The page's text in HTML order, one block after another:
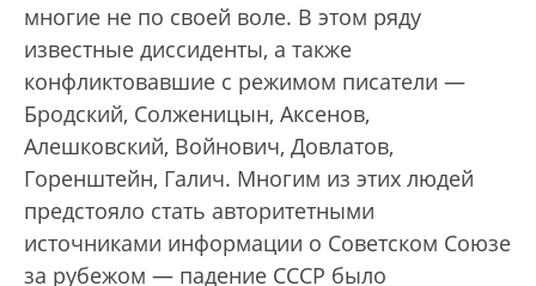
многие не по своей воле. В этом ряду
известные диссиденты, а также
конфликтовавшие с режимом писатели —
Бродский, Солженицын, Аксенов,
Алешковский, Вой­нович, Довлатов,
Горенштейн, Галич. Многим из этих людей
предстояло стать авторитетными
источниками информации о Советском Союзе
за рубежом — падение СССР было